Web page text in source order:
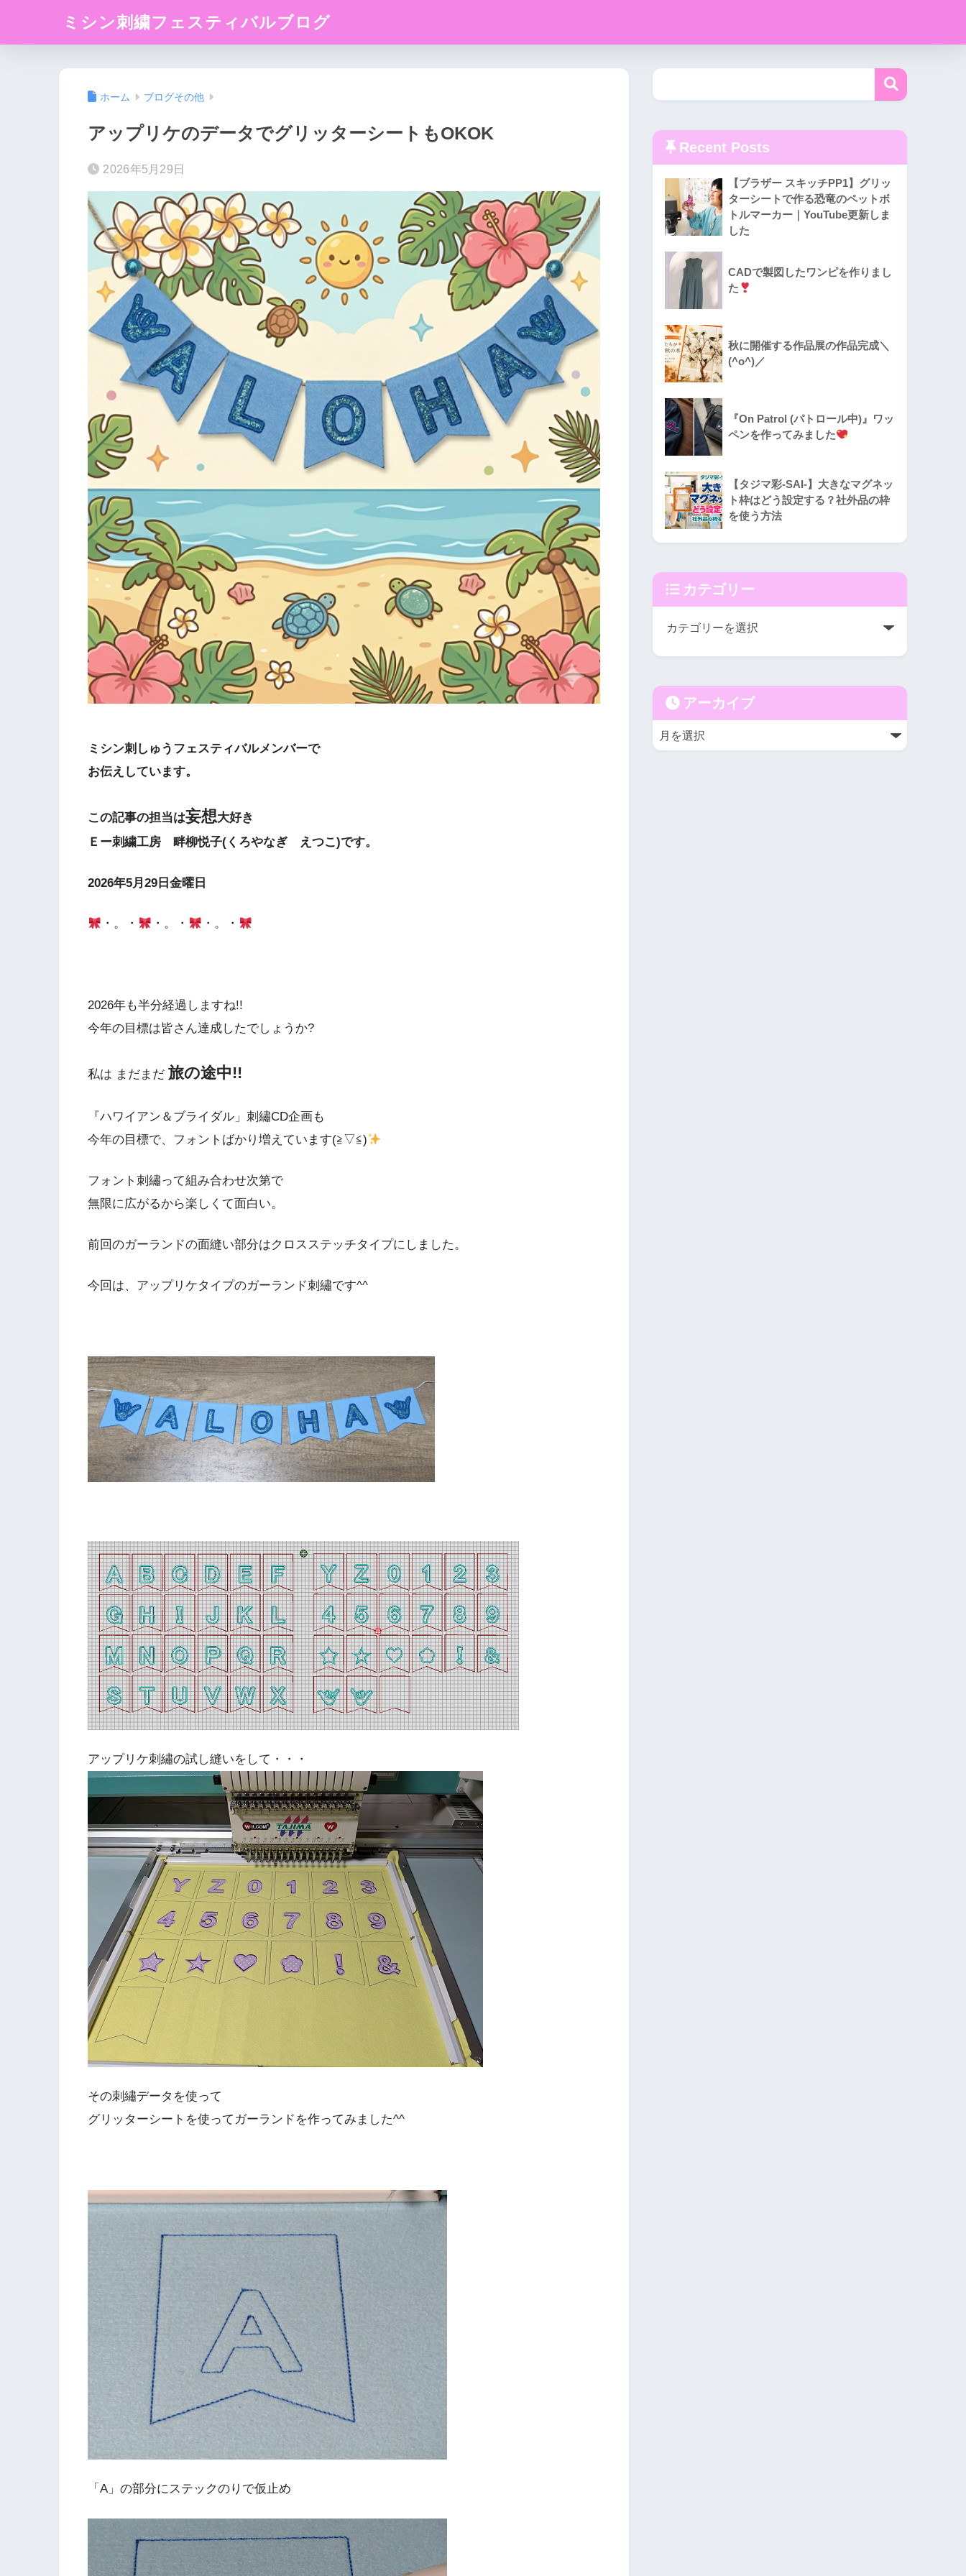
ミシン刺繍フェスティバルブログ
ホーム ブログその他
アップリケのデータでグリッターシートもOKOK
2026年5月29日
ミシン刺しゅうフェスティバルメンバーで
お伝えしています。
この記事の担当は妄想大好き
Ｅー刺繍工房 畔柳悦子(くろやなぎ えつこ)です。
2026年5月29日金曜日
・。・ ・。・ ・。・
2026年も半分経過しますね!!
今年の目標は皆さん達成したでしょうか?
私は まだまだ 旅の途中!!
『ハワイアン＆ブライダル」刺繡CD企画も
今年の目標で、フォントばかり増えています(≧▽≦)
フォント刺繡って組み合わせ次第で
無限に広がるから楽しくて面白い。
前回のガーランドの面縫い部分はクロスステッチタイプにしました。
今回は、アップリケタイプのガーランド刺繡です^^
アップリケ刺繡の試し縫いをして・・・
その刺繡データを使って
グリッターシートを使ってガーランドを作ってみました^^
「A」の部分にステックのりで仮止め
Recent Posts
【ブラザー スキッチPP1】グリッ
ターシートで作る恐竜のペットボ
トルマーカー｜YouTube更新しま
した
CADで製図したワンピを作りまし
た
秋に開催する作品展の作品完成＼
(^o^)／
『On Patrol (パトロール中)』ワッ
ペンを作ってみました
【タジマ彩-SAI-】大きなマグネッ
ト枠はどう設定する？社外品の枠
を使う方法
カテゴリー
アーカイブ